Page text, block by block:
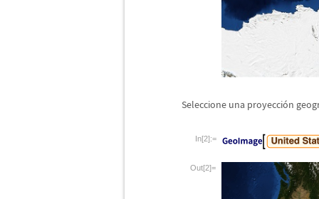
Seleccione una proyección
In[2]:=
Out[2]=